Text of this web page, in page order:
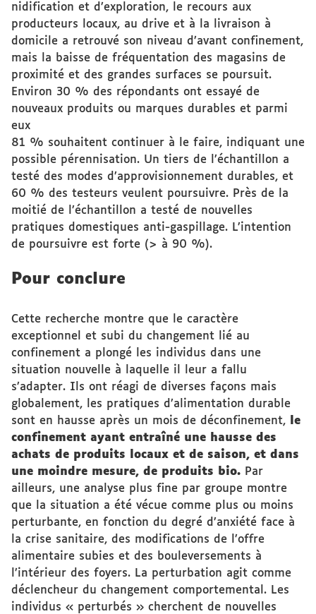
nidification et d’exploration, le recours aux
producteurs locaux, au drive et à la livraison à
domicile a retrouvé son niveau d’avant confinement,
mais la baisse de fréquentation des magasins de
proximité et des grandes surfaces se poursuit.
Environ 30 % des répondants ont essayé de
nouveaux produits ou marques durables et parmi
eux
81 % souhaitent continuer à le faire, indiquant une
possible pérennisation. Un tiers de l’échantillon a
testé des modes d’approvisionnement durables, et
60 % des testeurs veulent poursuivre. Près de la
moitié de l’échantillon a testé de nouvelles
pratiques domestiques anti-gaspillage. L’intention
de poursuivre est forte (> à 90 %).
Pour conclure
Cette recherche montre que le caractère
exceptionnel et subi du changement lié au
confinement a plongé les individus dans une
situation nouvelle à laquelle il leur a fallu
s’adapter. Ils ont réagi de diverses façons mais
globalement, les pratiques d’alimentation durable
sont en hausse après un mois de déconfinement,
le
confinement ayant entraîné une hausse des
achats de produits locaux et de saison, et dans
une moindre mesure, de produits bio. Par
ailleurs, une analyse plus fine par groupe montre
que la situation a été vécue comme plus ou moins
perturbante, en fonction du degré d’anxiété face à
la crise sanitaire, des modifications de l’offre
alimentaire subies et des bouleversements à
l’intérieur des foyers. La perturbation agit comme
déclencheur du changement comportemental. Les
individus « perturbés » cherchent de nouvelles